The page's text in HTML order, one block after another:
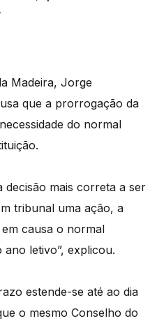
Madeira, Jorge
que a prorrogação da
do normal
decisão mais correta a ser
tribunal uma ação, a
causa o normal
letivo”, explicou.
estende-se até ao dia
o mesmo Conselho do